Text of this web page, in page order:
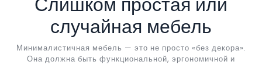
случайная мебель
Минималистичная мебель — это не просто «без декора».
Она должна быть функциональной, эргономичной и